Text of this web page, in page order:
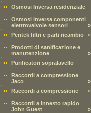
Osmosi Inversa residenziale
Osmosi inversa componenti
elettrovalvole sensori
»
Pentek filtri e parti ricambio
»
Prodotti di sanificazione e
manutenzione
»
Purificatori sopralavello
Raccordi a compressione
Jaco
»
Raccordi a compressione
»
Raccordi a innesto rapido
John Guest
»